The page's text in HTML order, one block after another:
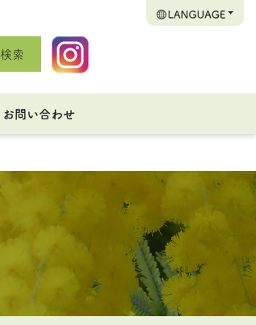
検索
お問い合わせ